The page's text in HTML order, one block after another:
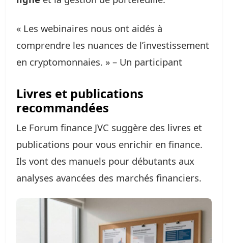
« Les webinaires nous ont aidés à
comprendre les nuances de l’investissement
en cryptomonnaies. » – Un participant
Livres et publications
recommandées
Le Forum finance JVC suggère des livres et
publications pour vous enrichir en finance.
Ils vont des manuels pour débutants aux
analyses avancées des marchés financiers.